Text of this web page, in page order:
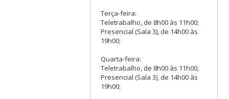
Terça-feira:
Teletrabalho, de 8h00 às 11h00;
Presencial (Sala 3), de 14h00 às
19h00;
Quarta-feira:
Teletrabalho, de 8h00 às 11h00;
Presencial (Sala 3), de 14h00 às
19h00;